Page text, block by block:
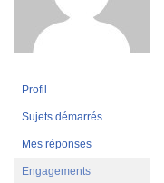
Profil
Sujets démarrés
Mes réponses
Engagements